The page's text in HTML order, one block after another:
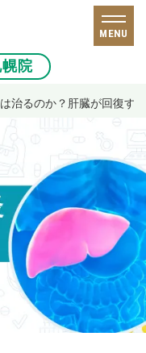
院
MENU
治るのか？肝臓が回復す